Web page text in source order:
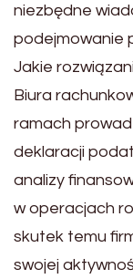
niezbędne
podejmowanie
Jakie
Biura
ramach
deklaracji
analizy
w operacjach
skutek temu
swojej